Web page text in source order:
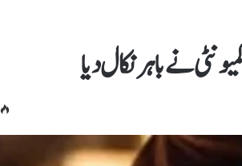
نے باہر نکال دیا